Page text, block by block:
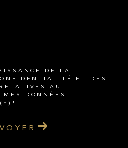
DE LA
ET DES
AU
DONNÉES
(*)*